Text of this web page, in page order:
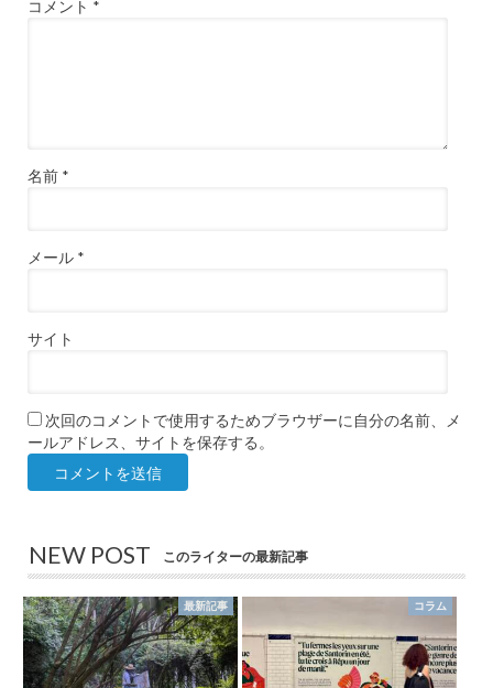
コメント *
名前 *
メール *
サイト
次回のコメントで使用するためブラウザーに自分の名前、メ
ールアドレス、サイトを保存する。
NEW POST このライターの最新記事
最新記事 コラム